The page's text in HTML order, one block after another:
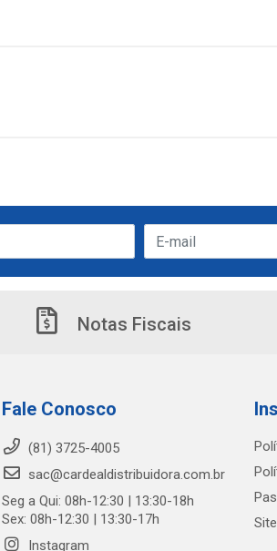
Notas Fiscais
Fale Conosco
(81) 3725-4005
sac@cardealdistribuidora.com.br
Seg a Qui: 08h-12:30 | 13:30-18h
Sex: 08h-12:30 | 13:30-17h
Instagram